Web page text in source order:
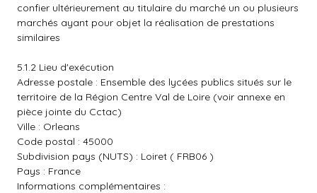
confier ultérieurement au titulaire du marché un ou plusieurs
marchés ayant pour objet la réalisation de prestations
similaires
5.1.2 Lieu d'exécution
Adresse postale : Ensemble des lycées publics situés sur le
territoire de la Région Centre Val de Loire (voir annexe en
pièce jointe du Cctac)
Ville : Orleans
Code postal : 45000
Subdivision pays (NUTS) : Loiret ( FRB06 )
Pays : France
Informations complémentaires :